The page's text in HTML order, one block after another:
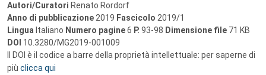
Autori/Curatori Renato Rordorf
Anno di pubblicazione 2019 Fascicolo 2019/1
Lingua Italiano Numero pagine6 P. 93-98 Dimensione file 71 KB
DOI 10.3280/MG2019-001009
Il DOI è il codice a barre della proprietà intellettuale: per saperne di
più clicca qui